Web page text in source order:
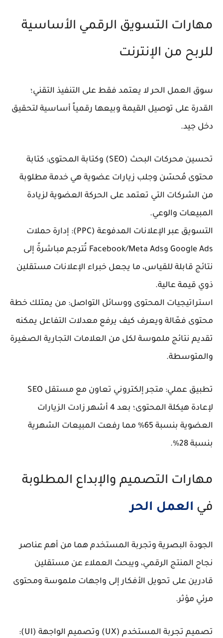
مهارات التسويق الرقمي الأساسية
للربح من الإنترنت
سوق العمل الحر لا يعتمد فقط على التنفيذ التقني؛
القدرة على توصيل القيمة وبيعها رقمياً أساسية لتحقيق
دخل جيد.
تحسين محركات البحث (SEO) وكتابة المحتوى: كتابة
محتوى مُحسّن وجلب زيارات عضوية هي خدمة مطلوبة
من الشركات التي تعتمد على الحركة العضوية لزيادة
المبيعات والوعي.
التسويق عبر الإعلانات المدفوعة (PPC): إدارة حملات
Google Ads وFacebook/Meta Ads تُترجم مباشرةً إلى
نتائج قابلة للقياس، ما يجعل خبراء الإعلانات مستقلين
ذوي قيمة عالية.
استراتيجيات المحتوى ووسائل التواصل: من يمتلك خطة
محتوى فعّالة ويعرف كيف يرفع معدلات التفاعل يمكنه
تقديم نتائج ملموسة لكل من العلامات التجارية الصغيرة
والمتوسطة.
تطبيق عملي: متجر إلكتروني تعاون مع مستقل SEO
لإعادة هيكلة المحتوى؛ بعد 4 أشهر زادت الزيارات
العضوية بنسبة 65% مما رفعت المبيعات الشهرية
بنسبة 28%.
مهارات التصميم والإبداع المطلوبة
في العمل الحر
الجودة البصرية وتجربة المستخدم هما من أهم عناصر
نجاح المنتج الرقمي، ويبحث العملاء عن مستقلين
قادرين على تحويل الأفكار إلى واجهات ملموسة ومحتوى
مرئي مؤثر.
تصميم تجربة المستخدم (UX) وتصميم الواجهة (UI):